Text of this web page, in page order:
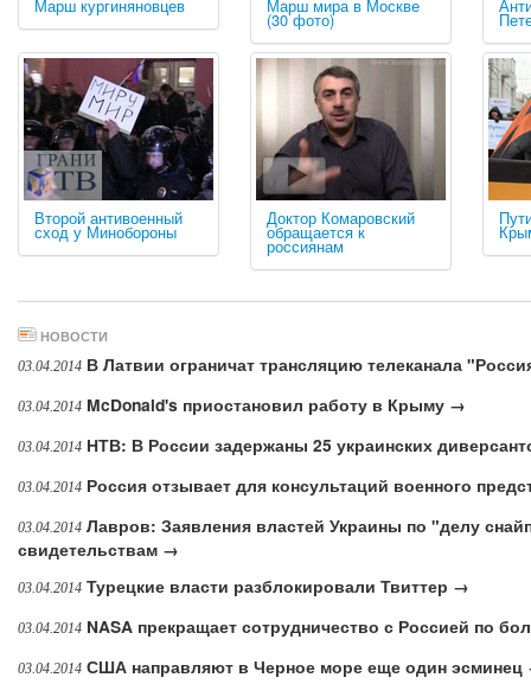
Марш кургиняновцев Марш мира в Москве
(30 фото)
Второй антивоенный
сход у Минобороны
Доктор Комаровский
обращается к
россиянам
НОВОСТИ
03.04.2014 В Латвии ограничат трансляцию телеканала
03.04.2014 McDonald's приостановил работу в Крыму →
03.04.2014 НТВ: В России задержаны 25 украинских
03.04.2014 Россия отзывает для консультаций военного
03.04.2014 Лавров: Заявления властей Украины по "делу
свидетельствам →
03.04.2014 Турецкие власти разблокировали Твиттер →
03.04.2014 NASA прекращает сотрудничество с Россией по
03.04.2014 США направляют в Черное море еще один